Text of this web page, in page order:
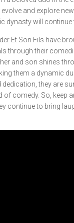
and explore
dynasty will continue
Et Son Fils have
through their
and son shines
them a dynamic
dedication, they are
of comedy. So, keep
continue to bring